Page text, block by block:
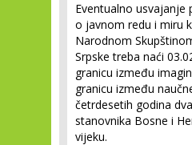
Eventualno usvajanje
o javnom redu i miru
Narodnom
Srpske treba naći
granicu između
granicu između
četrdesetih godina
stanovnika Bosne i
vijeku.